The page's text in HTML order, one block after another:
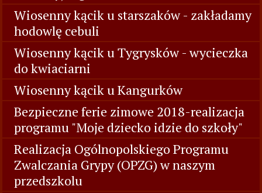
Wiosenny kącik u starszaków - zakładamy
hodowlę cebuli
Wiosenny kącik u Tygrysków - wycieczka
do kwiaciarni
Wiosenny kącik u Kangurków
Bezpieczne ferie zimowe 2018-realizacja
programu "Moje dziecko idzie do szkoły"
Realizacja Ogólnopolskiego Programu
Zwalczania Grypy (OPZG) w naszym
przedszkolu